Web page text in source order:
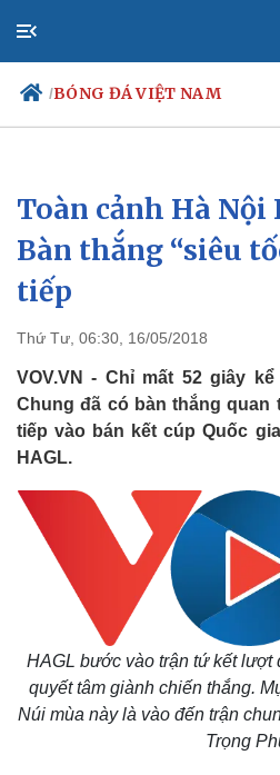
/BÓNG ĐÁ VIỆT NAM
Chính trị
Đảng
Tổ chức nhân sự
Quốc hội
Nhận diện sự thật
Toàn cảnh Hà Nội
Bàn thắng “siêu
tiếp
Thứ Tư, 06:30, 16/05/2018
VOV.VN - Chỉ mất 52 giây
Chung đã có bàn thắng quan
tiếp vào bán kết cúp Quốc
HAGL.
HAGL bước vào trận tứ kết
quyết tâm giành chiến thắng.
Núi mùa này là vào đến trận
Trọng